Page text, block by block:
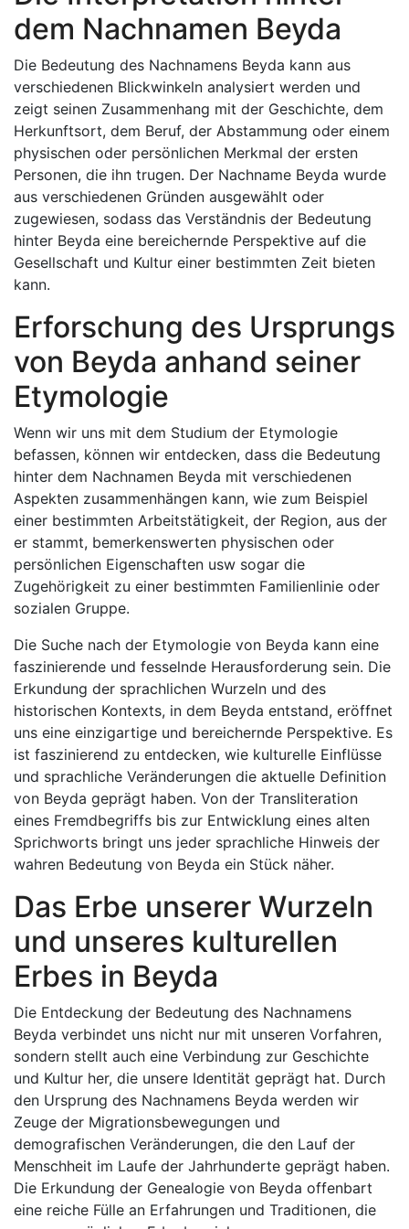
dem Nachnamen Beyda
Die Bedeutung des Nachnamens Beyda kann aus
verschiedenen Blickwinkeln analysiert werden und
zeigt seinen Zusammenhang mit der Geschichte, dem
Herkunftsort, dem Beruf, der Abstammung oder einem
physischen oder persönlichen Merkmal der ersten
Personen, die ihn trugen. Der Nachname Beyda wurde
aus verschiedenen Gründen ausgewählt oder
zugewiesen, sodass das Verständnis der Bedeutung
hinter Beyda eine bereichernde Perspektive auf die
Gesellschaft und Kultur einer bestimmten Zeit bieten
kann.
Erforschung des Ursprungs
von Beyda anhand seiner
Etymologie
Wenn wir uns mit dem Studium der Etymologie
befassen, können wir entdecken, dass die Bedeutung
hinter dem Nachnamen Beyda mit verschiedenen
Aspekten zusammenhängen kann, wie zum Beispiel
einer bestimmten Arbeitstätigkeit, der Region, aus der
er stammt, bemerkenswerten physischen oder
persönlichen Eigenschaften usw sogar die
Zugehörigkeit zu einer bestimmten Familienlinie oder
sozialen Gruppe.
Die Suche nach der Etymologie von Beyda kann eine
faszinierende und fesselnde Herausforderung sein. Die
Erkundung der sprachlichen Wurzeln und des
historischen Kontexts, in dem Beyda entstand, eröffnet
uns eine einzigartige und bereichernde Perspektive. Es
ist faszinierend zu entdecken, wie kulturelle Einflüsse
und sprachliche Veränderungen die aktuelle Definition
von Beyda geprägt haben. Von der Transliteration
eines Fremdbegriffs bis zur Entwicklung eines alten
Sprichworts bringt uns jeder sprachliche Hinweis der
wahren Bedeutung von Beyda ein Stück näher.
Das Erbe unserer Wurzeln
und unseres kulturellen
Erbes in Beyda
Die Entdeckung der Bedeutung des Nachnamens
Beyda verbindet uns nicht nur mit unseren Vorfahren,
sondern stellt auch eine Verbindung zur Geschichte
und Kultur her, die unsere Identität geprägt hat. Durch
den Ursprung des Nachnamens Beyda werden wir
Zeuge der Migrationsbewegungen und
demografischen Veränderungen, die den Lauf der
Menschheit im Laufe der Jahrhunderte geprägt haben.
Die Erkundung der Genealogie von Beyda offenbart
eine reiche Fülle an Erfahrungen und Traditionen, die